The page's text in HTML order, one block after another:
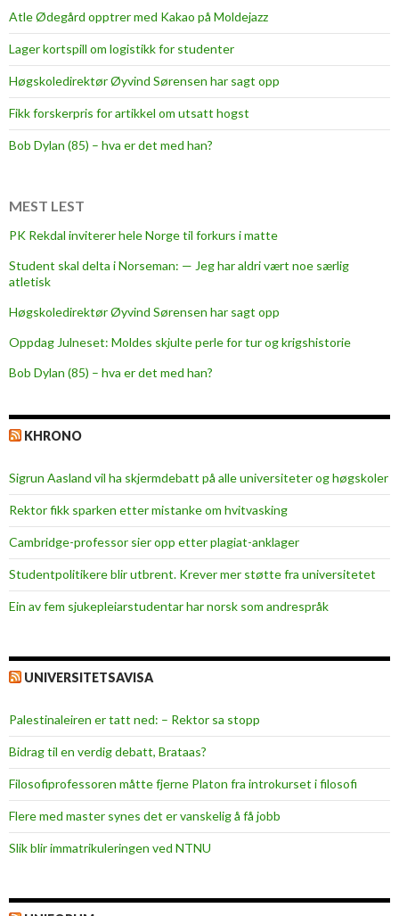
n
v
æ
r
e
v
i
n
Atle Ødegård opptrer med Kakao på Moldejazz
Lager kortspill om logistikk for studenter
Høgskoledirektør Øyvind Sørensen har sagt opp
Fikk forskerpris for artikkel om utsatt hogst
Bob Dylan (85) – hva er det med han?
MEST LEST
PK Rekdal inviterer hele Norge til forkurs i matte
Student skal delta i Norseman: — Jeg har aldri vært noe særlig
atletisk
Høgskoledirektør Øyvind Sørensen har sagt opp
Oppdag Julneset: Moldes skjulte perle for tur og krigshistorie
Bob Dylan (85) – hva er det med han?
KHRONO
Sigrun Aasland vil ha skjerm­debatt på alle universiteter og høgskoler
Rektor fikk sparken etter mistanke om hvitvasking
Cambridge-professor sier opp etter plagiat-anklager
Studentpolitikere blir utbrent. Krever mer støtte fra universitetet
Ein av fem sjukepleiar­studentar har norsk som andrespråk
UNIVERSITETSAVISA
Palestinaleiren er tatt ned: – Rektor sa stopp
Bidrag til en verdig debatt, Brataas?
Filosofiprofessoren måtte fjerne Platon fra introkurset i filosofi
Flere med master synes det er vanskelig å få jobb
Slik blir immatrikuleringen ved NTNU